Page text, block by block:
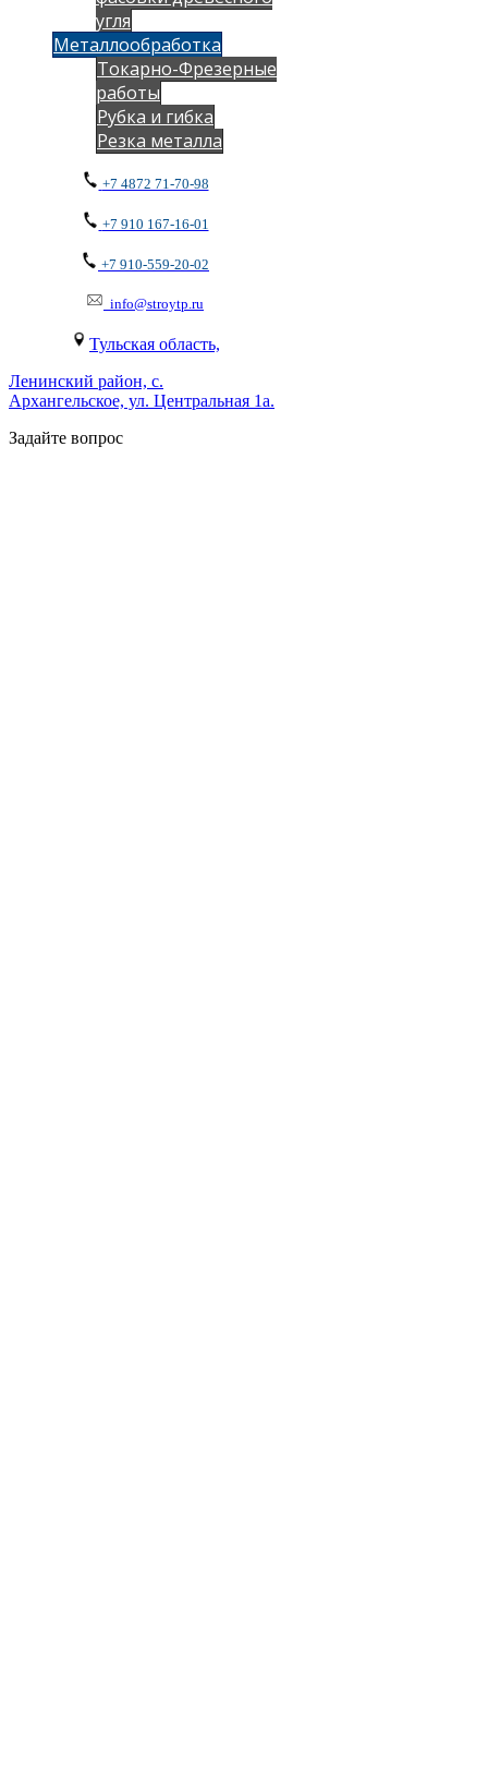
угля
Металлообработка
Токарно-Фрезерные
работы
Рубка и гибка
Резка металла
+7 4872 71-70-98
+7 910 167-16-01
+7 910-559-20-02
info@stroytp.ru
Тульская область,
Ленинский район, с.
Архангельское, ул. Центральная 1а.
Задайте вопрос